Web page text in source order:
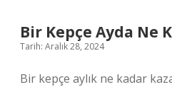
Bir Kepçe Ayda Ne
Tarih: Aralık 28, 2024
Bir kepçe aylık ne kadar